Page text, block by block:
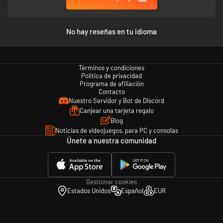
curativa que sanará tus heridas.
"Excellent & responsive combat"
No hay reseñas en tu idioma
Términos y condiciones
Política de privacidad
Programa de afiliación
Contacto
Nuestro Servidor y Bot de Discord
Canjear una tarjeta regalo
Blog
Noticias de videojuegos, para PC y consolas
Únete a nuestra comunidad
Gestionar cookies
Estados Unidos
Español EUR